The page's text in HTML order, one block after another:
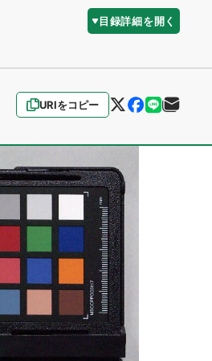
目録詳細を開く
URIをコピー